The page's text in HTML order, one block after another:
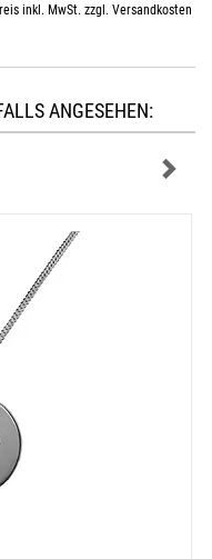
inkl. MwSt. zzgl. Versandkosten
ANGESEHEN: